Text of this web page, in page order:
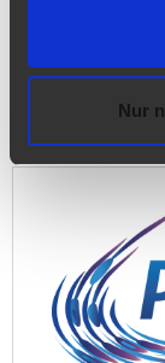
Nur
Website PU